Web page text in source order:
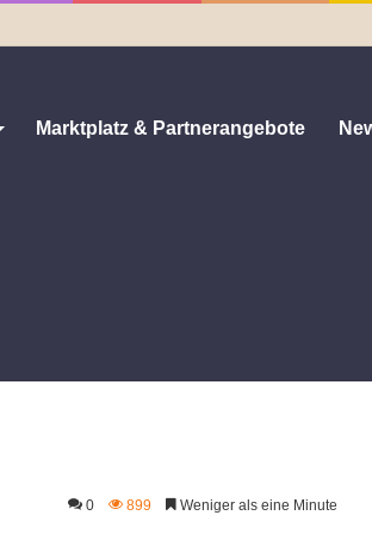
Marktplatz & Partnerangebote
0 899 Weniger als eine Minute